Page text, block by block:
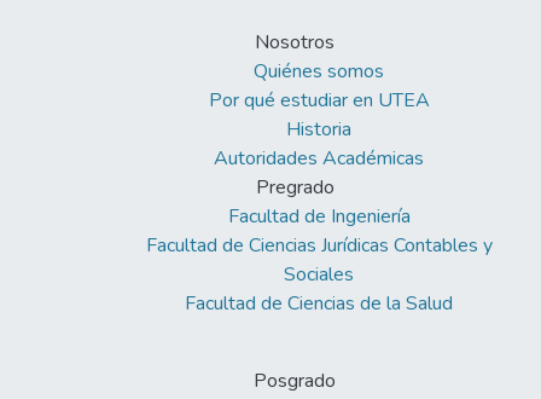
Nosotros
Quiénes somos
Por qué estudiar en UTEA
Historia
Autoridades Académicas
Pregrado
Facultad de Ingeniería
Facultad de Ciencias Jurídicas Contables y
Sociales
Facultad de Ciencias de la Salud
Posgrado